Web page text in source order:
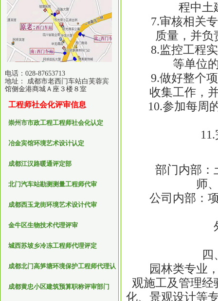
电话：028-87653713
地址： 成都市老西门车站白芙蓉宾
馆侧金港商城Ａ座３楼８室
工程师社会化评审信息
崇州市市政工程工程师社会化认定
冶金宾馆环境艺术设计认定
成都江汉路暖通评定部
北门汽车站勘测测量工程师代审
成都西玉龙街环境艺术设计代审
金牛区生物技术代理评审
城西苏坡乡冷冻工程师代理评定
成都北门高笋塘环境保护工程师代理认
成都黄忠小区建筑预算职称评审部门
程中土
7.审核相关专
质量，并
8.监控工程实
等单位
9.做好整个项
收集工作，
10.参加每周的
11.完
部门内部：土
师
公司内部：项
外
四
园林类专业，
观施工及管理
化、景观设计等